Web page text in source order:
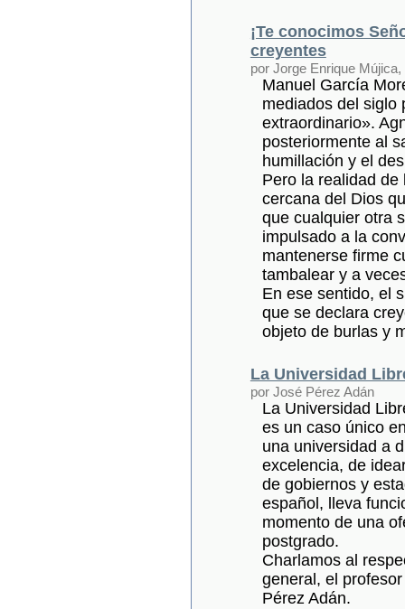
¡Te conocimos
creyentes
por Jorge Enrique Mújica,
Manuel García
mediados del siglo
extraordinario».
posteriormente al
humillación y el
Pero la realidad
cercana del Dios
que cualquier otra
impulsado a la
mantenerse firme
tambalear y a
En ese sentido, el
que se declara
objeto de burlas y
La Universidad
por José Pérez Adán
La Universidad
es un caso único
una universidad a
excelencia, de
de gobiernos y
español, lleva
momento de una
postgrado.
Charlamos al
general, el
Pérez Adán.